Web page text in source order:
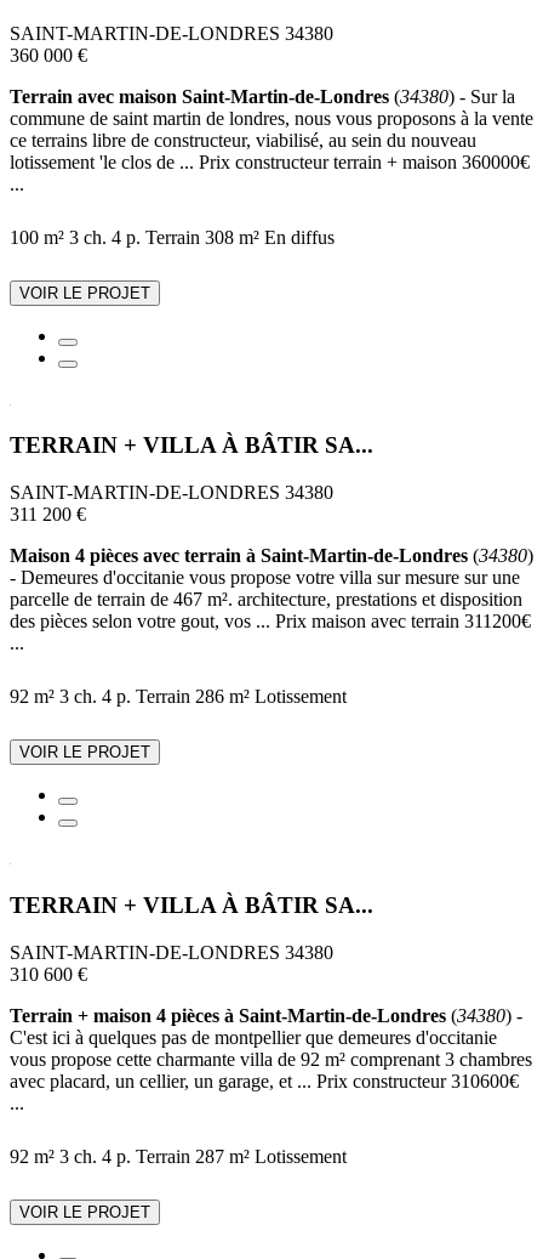
SAINT-MARTIN-DE-LONDRES 34380
360 000 €
Terrain avec maison Saint-Martin-de-Londres (34380) - Sur la
commune de saint martin de londres, nous vous proposons à la vente
ce terrains libre de constructeur, viabilisé, au sein du nouveau
lotissement 'le clos de ... Prix constructeur terrain + maison 360000€
...
100 m² 3 ch. 4 p. Terrain 308 m² En diffus
VOIR LE PROJET
TERRAIN + VILLA À BÂTIR SA...
SAINT-MARTIN-DE-LONDRES 34380
311 200 €
Maison 4 pièces avec terrain à Saint-Martin-de-Londres (34380)
- Demeures d'occitanie vous propose votre villa sur mesure sur une
parcelle de terrain de 467 m². architecture, prestations et disposition
des pièces selon votre gout, vos ... Prix maison avec terrain 311200€
...
92 m² 3 ch. 4 p. Terrain 286 m² Lotissement
VOIR LE PROJET
TERRAIN + VILLA À BÂTIR SA...
SAINT-MARTIN-DE-LONDRES 34380
310 600 €
Terrain + maison 4 pièces à Saint-Martin-de-Londres (34380) -
C'est ici à quelques pas de montpellier que demeures d'occitanie
vous propose cette charmante villa de 92 m² comprenant 3 chambres
avec placard, un cellier, un garage, et ... Prix constructeur 310600€
...
92 m² 3 ch. 4 p. Terrain 287 m² Lotissement
VOIR LE PROJET